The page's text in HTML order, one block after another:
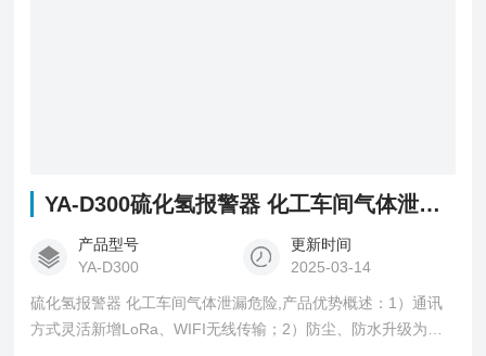
YA-D300硫化氢报警器 化工车间气体泄漏危险
产品型号
YA-D300
更新时间
2025-03-14
硫化氢报警器 化工车间气体泄漏危险,产品优势概述：1）通讯
方式灵活新增LoRa、WIFI无线传输；2）防尘、防水升级为